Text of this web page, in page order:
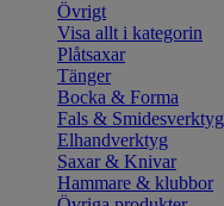
Övrigt
Visa allt i kategorin
Plåtsaxar
Tänger
Bocka & Forma
Fals & Smidesverktyg
Elhandverktyg
Saxar & Knivar
Hammare & klubbor